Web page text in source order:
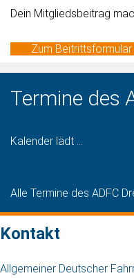
Dein Mitgliedsbeitrag
Zum Beitrittsformular
Termine des
Kalender lädt ...
Alle Termine des ADFC
Kontakt
Allgemeiner Deutscher